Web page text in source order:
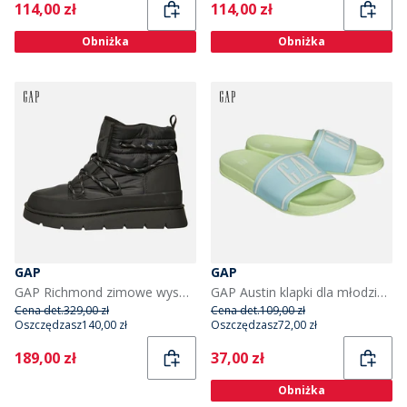
Current
114,00 zł
Obniżka
Current
114,00 zł
Obniżka
GAP
GAP Richmond zimowe wysokie buty śniegowce dla niej kolor czarny
Cena det.329,00 zł
Oszczędzasz140,00 zł
Current
189,00 zł
GAP
GAP Austin klapki dla młodzieży kolor Pastel Green Santorini
Cena det.109,00 zł
Oszczędzasz72,00 zł
Current
37,00 zł
Obniżka